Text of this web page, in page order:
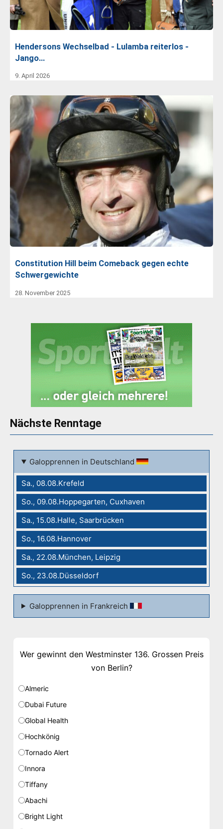
Hendersons Wechselbad - Lulamba reiterlos -
Jango…
9. April 2026
Constitution Hill beim Comeback gegen echte
Schwergewichte
28. November 2025
Nächste Renntage
Galopprennen in Deutschland
Sa., 08.08.Krefeld
So., 09.08.Hoppegarten, Cuxhaven
Sa., 15.08.Halle, Saarbrücken
So., 16.08.Hannover
Sa., 22.08.München, Leipzig
So., 23.08.Düsseldorf
Galopprennen in Frankreich
Wer gewinnt den Westminster 136. Grossen Preis
von Berlin?
Almeric
Dubai Future
Global Health
Hochkönig
Tornado Alert
Innora
Tiffany
Abachi
Bright Light